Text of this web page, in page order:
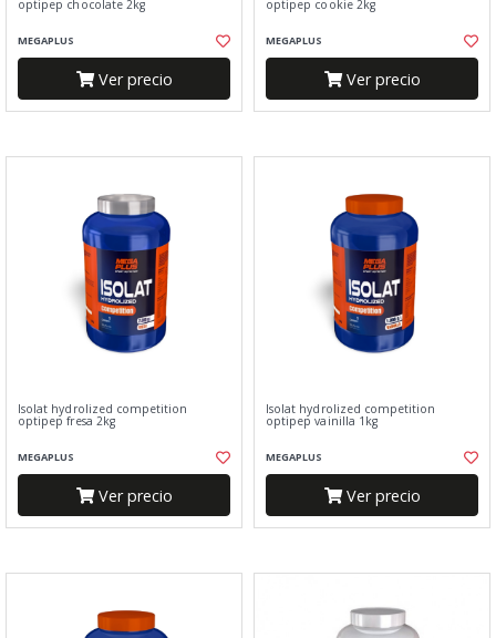
optipep chocolate 2kg
MEGAPLUS
Ver precio
optipep cookie 2kg
MEGAPLUS
Ver precio
Isolat hydrolized competition
optipep fresa 2kg
MEGAPLUS
Ver precio
Isolat hydrolized competition
optipep vainilla 1kg
MEGAPLUS
Ver precio